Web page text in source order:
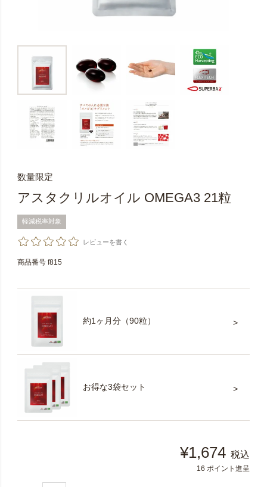
数量限定
アスタクリルオイル OMEGA3 21粒
軽減税率対象
レビューを書く
商品番号 f815
約1ヶ月分（90粒）
お得な3袋セット
¥1,674 税込
16 ポイント進呈